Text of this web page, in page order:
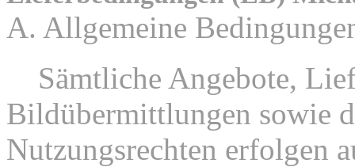
A. Allgemeine
Sämtliche Angebote,
Bildübermittlungen sowie
Nutzungsrechten erfolgen